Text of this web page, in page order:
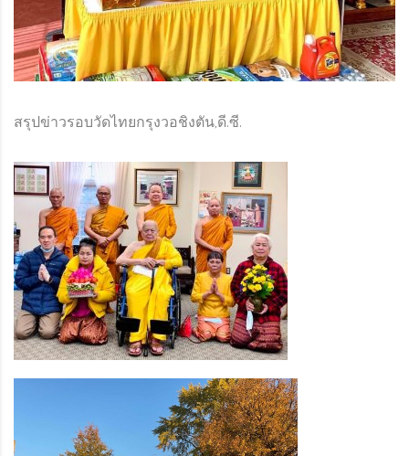
สรุปข่าวรอบวัดไทยกรุงวอชิงตัน,ดี.ซี.